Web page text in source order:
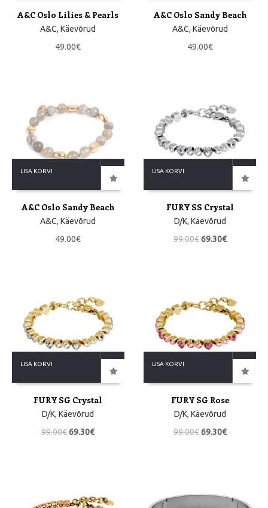
A&C Oslo Lilies & Pearls
A&C,Käevõrud
49.00€
A&C Oslo Sandy Beach
A&C, Käevõrud
49.00€
LISA KORVI
A&C Oslo Sandy Beach
A&C,Käevõrud
49.00€
LISA KORVI
FURY SS Crystal
D/K, Käevõrud
99.00€ 69.30€
LISA KORVI
FURY SG Crystal
D/K,Käevõrud
99.00€69.30€
LISA KORVI
FURY SG Rose
D/K, Käevõrud
99.00€ 69.30€